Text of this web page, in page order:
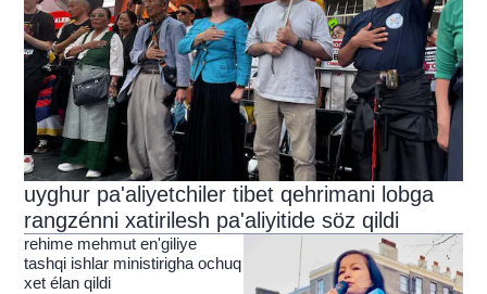
uyghur pa'aliyetchiler tibet qehrimani lobga
rangzénni xatirilesh pa'aliyitide söz qildi
rehime mehmut en'giliye
tashqi ishlar ministirigha ochuq
xet élan qildi